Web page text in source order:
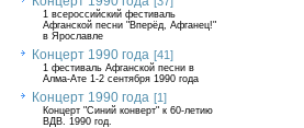
1 всероссийский фестиваль
Афганской песни "Вперёд, Афганец!"
в Ярославле
Концерт 1990 года [41]
1 фестиваль Афганской песни в
Алма-Ате 1-2 сентября 1990 года
Концерт 1990 года [1]
Концерт "Синий конверт" к 60-летию
ВДВ. 1990 год.